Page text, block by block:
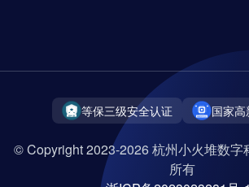
等保三级安全认证 国家
© Copyright 2023-2026 杭州小火堆数字
所有